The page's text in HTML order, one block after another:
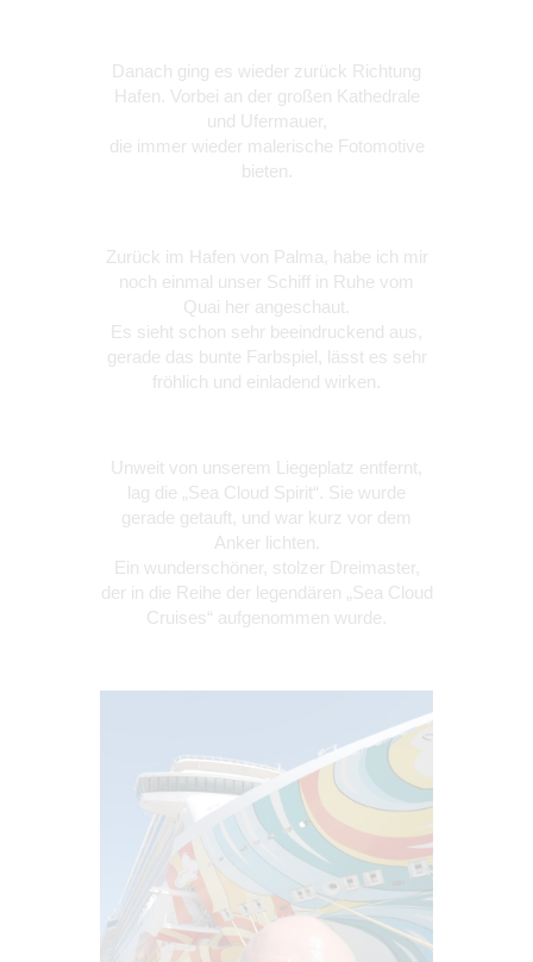
Danach ging es wieder zurück Richtung
Hafen. Vorbei an der großen Kathedrale
und Ufermauer,
die immer wieder malerische Fotomotive
bieten.
Zurück im Hafen von Palma, habe ich mir
noch einmal unser Schiff in Ruhe vom
Quai her angeschaut.
Es sieht schon sehr beeindruckend aus,
gerade das bunte Farbspiel, lässt es sehr
fröhlich und einladend wirken.
Unweit von unserem Liegeplatz entfernt,
lag die „Sea Cloud Spirit“. Sie wurde
gerade getauft, und war kurz vor dem
Anker lichten.
Ein wunderschöner, stolzer Dreimaster,
der in die Reihe der legendären „Sea Cloud
Cruises“ aufgenommen wurde.